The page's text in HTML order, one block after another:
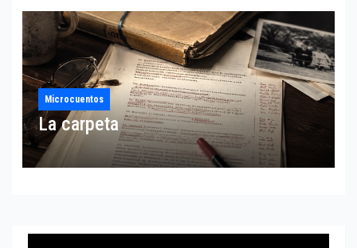
Microcuentos
La carpeta